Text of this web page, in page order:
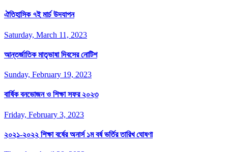
ঐতিহাসিক ৭ই মার্চ উদযাপন
Saturday, March 11, 2023
আন্তর্জাতিক মাতৃভাষা দিবসের নোটিশ
Sunday, February 19, 2023
বার্ষিক বনভোজন ও শিক্ষা সফর ২০২৩
Friday, February 3, 2023
২০২১-২০২২ শিক্ষা বর্ষের অনার্স ১ম বর্ষ ভর্তির তারিখ ঘোষণা